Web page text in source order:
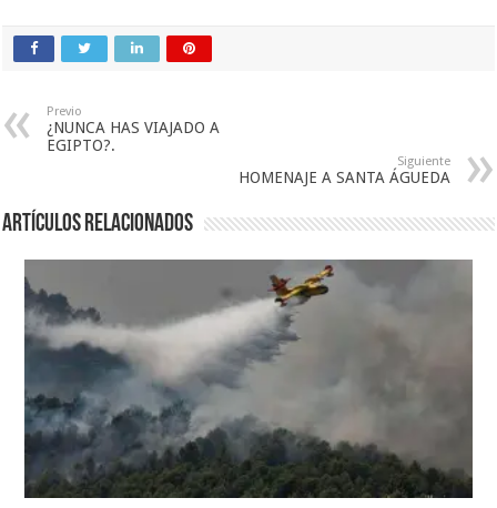
Previo
¿NUNCA HAS VIAJADO A
EGIPTO?.
Siguiente
HOMENAJE A SANTA ÁGUEDA
Artículos relacionados